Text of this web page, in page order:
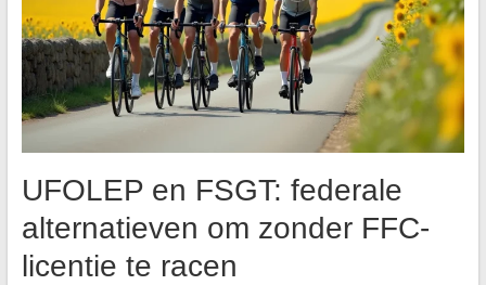
UFOLEP en FSGT: federale
alternatieven om zonder FFC-
licentie te racen